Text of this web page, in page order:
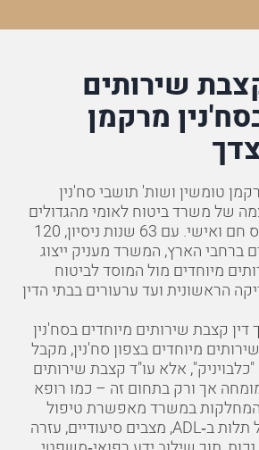
שירותים
מרקמן
טומשין ושות' תושבי סח'נין
של משרד ביטוח לאומי מהגדולים
בישראל, יחד עם יחס חם ואישי. עם 63 שנות ניסיון, 120
ייצוג
מיוחדים מול המוסד לביטוח
הראשונית ועד ערעורים בבתי הדין
קצבת שירותים מיוחדים בסח'נין
מיוחדים בצפון סח'נין, מקבל
אלא עו"ד קצבת שירותים
אך ורק בתחום זה – כמו רופא
במשרד מאפשרת טיפול
כירורגי בתביעות של תלות ב‑ADL, מצבים סיעודיים, עזרה